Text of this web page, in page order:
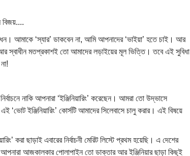
বিজয়....
আমাকে ‘স্যার’ ডাকবেন না, আমি আপনাদের ‘ভাইয়া’ হতে চাই। আর
মতপ্রকাশই তো আমাদের লড়াইয়ের মূল ভিত্তি। তবে এই সুবিধা
নাকি আপনারা ‘ইঞ্জিনিয়ারিং’ করেছেন। আমরা তো উদ্ভাসে
‘ভোট ইঞ্জিনিয়ারিং’ কোর্সটি আমাদের সিলেবাসে চালু করার। এই বিষয়ে
করা ছাড়াই এবারের নির্বাচনী মেরিট লিস্টে প্রথম হয়েছি। এ দেশের
আজকালকার পোলাপাইন তো ডাক্তার আর ইঞ্জিনিয়ার ছাড়া কিছুই